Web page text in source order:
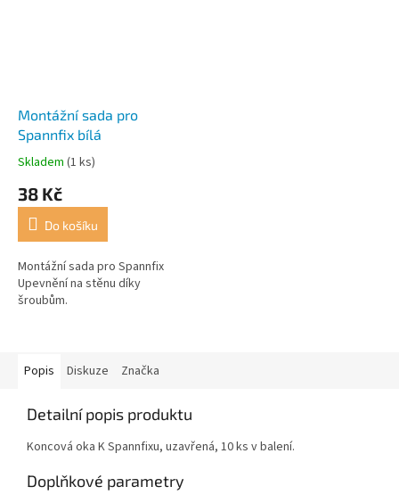
Montážní sada pro
Spannfix bílá
Průměrné
produktu
5,0
5
hvězdiček.
Skladem (1 ks)
38 Kč
Do košíku
Montážní sada pro Spannfix
Upevnění na stěnu díky
šroubům.
Popis Diskuze Značka
Detailní popis produktu
Koncová oka K Spannfixu, uzavřená, 10 ks v balení.
Doplňkové parametry